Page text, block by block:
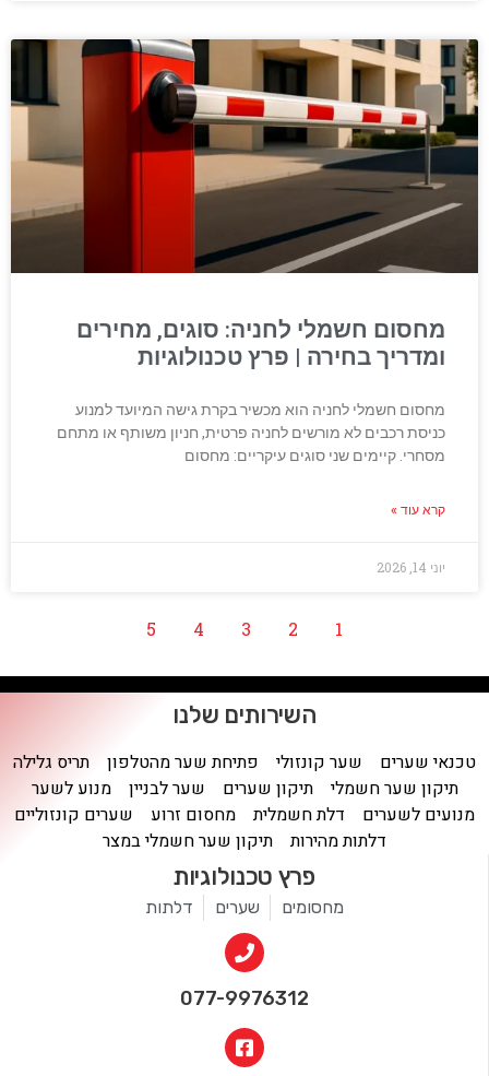
מחסום חשמלי לחניה: סוגים, מחירים
ומדריך בחירה | פרץ טכנולוגיות
מחסום חשמלי לחניה הוא מכשיר בקרת גישה המיועד למנוע
כניסת רכבים לא מורשים לחניה פרטית, חניון משותף או מתחם
מסחרי. קיימים שני סוגים עיקריים: מחסום
קרא עוד »
יוני 14, 2026
1
2
3
4
5
השירותים שלנו
טכנאי שערים שער קונזולי פתיחת שער מהטלפון
תריס גלילה
תיקון שער חשמלי
תיקון שערים שער לבניין
מנוע לשער
מנועים לשערים
דלת חשמלית מחסום זרוע
שערים קונזוליים
דלתות מהירות
תיקון שער חשמלי במצר
פרץ טכנולוגיות
מחסומים שערים דלתות
077-9976312